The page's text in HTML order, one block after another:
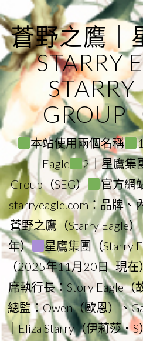
to
content
蒼野之鷹｜
STARRY
GROUP
本站使用兩個名稱
Eagle
2｜星鷹集
Group（SEG）
官方網
starryeagle.com：品牌、
蒼野之鷹（Starry Eagle
年）
星鷹集團（Starry
（2025年11月20日–現在
席執行長：Story Eagle（
總監：Owen（歐恩）、
｜Eliza Starry（伊莉莎・S